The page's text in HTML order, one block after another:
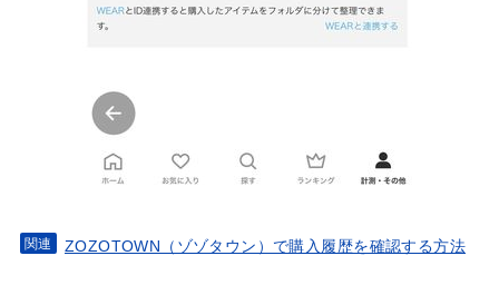
ZOZOTOWN（ゾゾタウン）で購入履歴を確認する方法